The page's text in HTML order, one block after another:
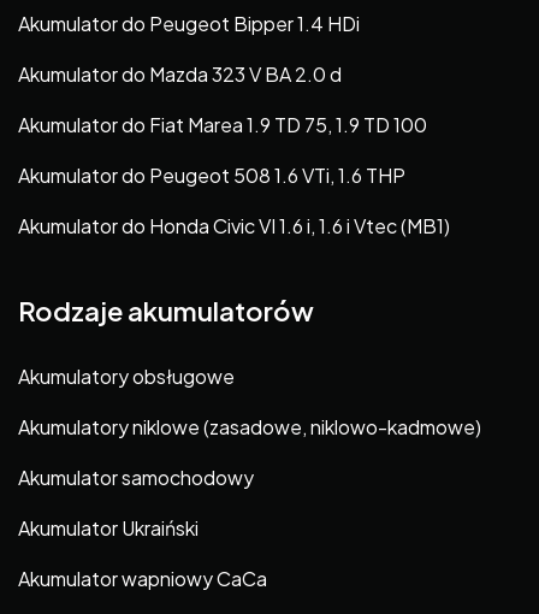
Akumulator do Peugeot Bipper 1.4 HDi
Akumulator do Mazda 323 V BA 2.0 d
Akumulator do Fiat Marea 1.9 TD 75, 1.9 TD 100
Akumulator do Peugeot 508 1.6 VTi, 1.6 THP
Akumulator do Honda Civic VI 1.6 i, 1.6 i Vtec (MB1)
Rodzaje akumulatorów
Akumulatory obsługowe
Akumulatory niklowe (zasadowe, niklowo-kadmowe)
Akumulator samochodowy
Akumulator Ukraiński
Akumulator wapniowy CaCa